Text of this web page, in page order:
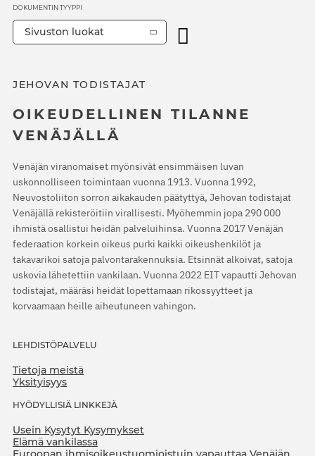
JEHOVAN TODISTAJAT
OIKEUDELLINEN TILANNE
VENÄJÄLLÄ
Venäjän viranomaiset myönsivät ensimmäisen luvan
uskonnolliseen toimintaan vuonna 1913. Vuonna 1992,
Neuvostoliiton sorron aikakauden päätyttyä, Jehovan todistajat
Venäjällä rekisteröitiin virallisesti. Myöhemmin jopa 290 000
ihmistä osallistui heidän palveluihinsa. Vuonna 2017 Venäjän
federaation korkein oikeus purki kaikki oikeushenkilöt ja
takavarikoi satoja palvontarakennuksia. Etsinnät alkoivat, satoja
uskovia lähetettiin vankilaan. Vuonna 2022 EIT vapautti Jehovan
todistajat, määräsi heidät lopettamaan rikossyytteet ja
korvaamaan heille aiheutuneen vahingon.
LEHDISTÖPALVELU
Tietoja meistä
Yksityisyys
HYÖDYLLISIÄ LINKKEJÄ
Usein Kysytyt Kysymykset
Elämä vankilassa
DOKUMENTIN TYYPPI
Sivuston luokat